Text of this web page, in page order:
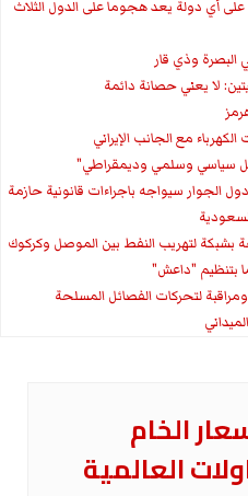
أي دولة يعد هجوما على الدول الثلاث
البصرة وذي قار
لا يعني حصانة دائمة
سياسي وسلمي وديمقراطي"
الجوار سيواجه باجراءات قانونية حازمة
بشبكة لتهريب النفط بين الموصل وكركوك
بتنظيم "داعش"
لتحركات الفصائل المسلحة
الخام
العالمية